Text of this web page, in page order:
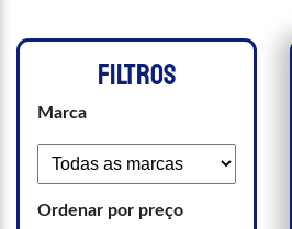
FILTROS
Marca
Ordenar por preço